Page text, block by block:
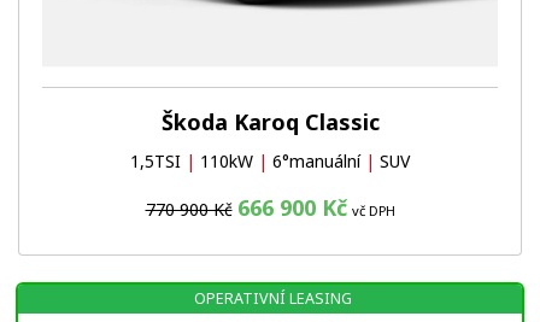
Škoda Karoq Classic
1,5TSI | 110kW | 6°manuální | SUV
770 900 Kč 666 900 Kč vč DPH
OPERATIVNÍ LEASING